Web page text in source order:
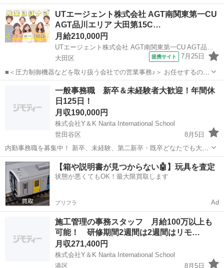
万円～ 勤務日 月曜日～金曜日（土日祝休み） 勤務時間 学校滞在：
8:30※～17:30の間の連続した8時間（うち休憩１時間）＋自宅での
報...
東京 文京区 未経験
UTエージェント株式会社 AGT南関東第一CU
AGT品川エリア 大田第15C…
月給210,000円
大田区
提携サイト 7月25日
■＜圧力制御機器などを取り扱う会社での営業事務♪＞ お任せするの
は、受発注業務などの営業事務！ 電話応対やPCへの入力作業がメイン
夫♪ 丁寧な教育がある...
一般事務
一般事務職 新卒＆未経験者大歓迎！年間休
日125日！
月収190,000円
株式会社Y＆K Narita International School
世田谷区
8月5日
内勤事務職を募集中！ 新卒、未経験、第二新卒・既卒どなたでも大歓
迎です！ 完全週休2日制(土・日・祝休日)でライフワークバランスも充
実 ！ 産休・育休制度があるからずっと働くことができます ！ ■仕事
内容 ・...
東京 世田谷区 一般事務 未経験
【箱や説明書が見つからない🤖】玩具を査定
状態が悪くてもOK！最大限買取します
プリフラ Ad
施工管理の事務スタッフ 月給100万以上も
可能！ 研修期間2週間は2週間はリモ…
月収271,400円
株式会社Y＆K Narita International School
港区
8月5日